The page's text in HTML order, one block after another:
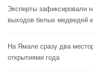
Эксперты зафиксировали
выходов белых медведей
На Ямале сразу два
открытиями года